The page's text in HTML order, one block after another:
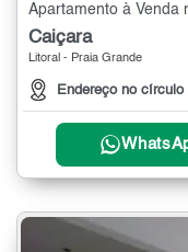
Apartamento à Venda
Caiçara
Litoral - Praia Grande
Endereço no círculo